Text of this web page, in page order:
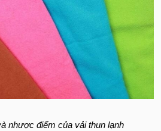
nhược điểm của vải thun lạnh